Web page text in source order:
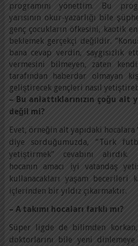
programını yönettim. Bu
yarısının okur-yazarlığı bile
genç çocukların öfkesini, kaotik
beklemek gerçekçi değildir.
bana cevap verdin, saygısızlık
vermesini bilmeyen, zaten
tarafından haberdar olmayan
geliştirecek gençleri nasıl
– Bu anlattıklarınızın çoğu alt
değil mi?
Evet, örneğin alt yapıdaki hocalara
diye sorduğumuzda, “Türk
yetiştirmek” cevabını
hocanın amacı iyi vatandaş
kullanacakları yaşam becerileri
içlerinden bir yıldız çıkarmaktır.
– A takımı hocaları farklı mı?
Süper ligde de bilimden
doktorlarını bile yeni dinlemeye